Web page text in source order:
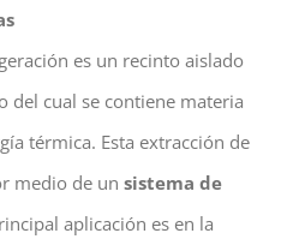
es un recinto aislado
del cual se contiene materia
térmica. Esta extracción de
medio de un sistema de
aplicación es en la